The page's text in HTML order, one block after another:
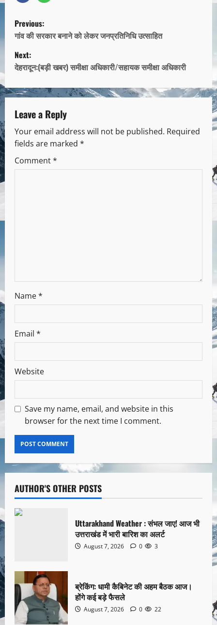
Previous:
गांव की सरकार बनाने को लेकर जनप्रतिनिधि उत्साहित
Next:
देहरादून:(बड़ी खबर) समीक्षा अधिकारी/सहायक समीक्षा अधिकारी
Leave a Reply
Your email address will not be published. Required
fields are marked *
Comment*
Name*
Email *
Website
Save my name, email, and website in this
browser for the next time I comment.
AUTHOR'S OTHER POSTS
Uttarakhand Weather : संभल जाए! आज भी
उत्तराखंड में भारी बारिश का अलर्ट
August 7, 2026 0 3
ब्रेकिंग: धामी कैबिनेट की अहम बैठक आज।
होंगे कई बड़े फैसले
August 7, 2026 0 22